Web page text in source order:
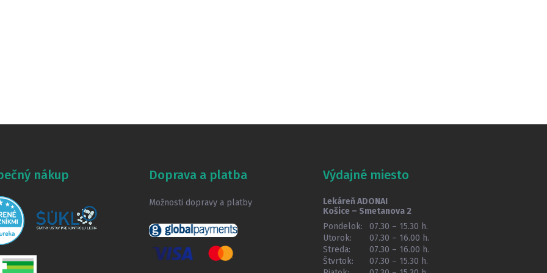
nákup Doprava a platba
Možnosti dopravy a platby
Výdajné miesto
Lekáreň ADONAI
Košice – Smetanova 2
Pondelok:
07.30 – 15.30 h.
Utorok:
07.30 – 16.00 h.
Streda:
07.30 – 16.00 h.
Štvrtok:
07.30 – 15.30 h.